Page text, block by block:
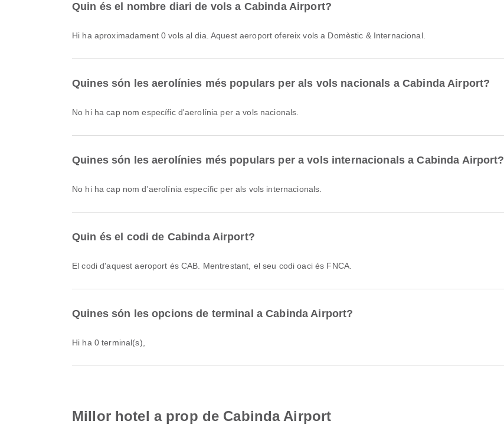
Quin és el nombre diari de vols a Cabinda Airport?
Hi ha aproximadament 0 vols al dia. Aquest aeroport ofereix vols a Domèstic & Internacional.
Quines són les aerolínies més populars per als vols nacionals a Cabinda Airport?
No hi ha cap nom específic d'aerolínia per a vols nacionals.
Quines són les aerolínies més populars per a vols internacionals a Cabinda Airport?
No hi ha cap nom d'aerolínia específic per als vols internacionals.
Quin és el codi de Cabinda Airport?
El codi d'aquest aeroport és CAB. Mentrestant, el seu codi oaci és FNCA.
Quines són les opcions de terminal a Cabinda Airport?
Hi ha 0 terminal(s),
Millor hotel a prop de Cabinda Airport